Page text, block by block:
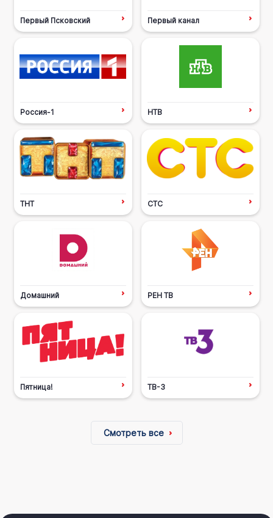
Первый Псковский Первый канал
Россия-1 НТВ
ТНТ СТС
Домашний РЕН ТВ
Пятница! ТВ-3
Смотреть все